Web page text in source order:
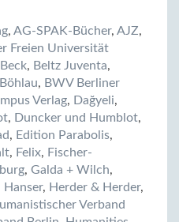
, AG-SPAK-Bücher, AJZ,
Freien Universität
Beck, Beltz Juventa,
Böhlau, BWV Berliner
Verlag, Dağyeli,
, Duncker und Humblot,
, Edition Parabolis,
, Felix, Fischer-
, Galda + Wilch,
Hanser, Herder & Herder,
Verband